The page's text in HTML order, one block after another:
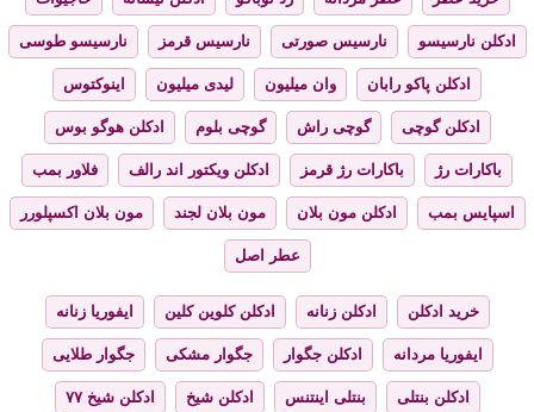
ادکلن نارسیسو نارسیس صورتی نارسیس قرمز نارسیسو طوسی
ادکلن پاکو رابان وان میلیون لیدی میلیون اینوکتوس
ادکلن گوچی گوچی راش گوچی بلوم ادکلن هوگو بوس
باکارات رژ باکارات رژ قرمز ادکلن ویکتور اند رالف فلاور بمب
اسپایس بمب ادکلن مون بلان مون بلان لجند مون بلان اکسپلورر
عطر اصل
خرید ادکلن ادکلن زنانه ادکلن کلوین کلین ایفوریا زنانه
ایفوریا مردانه ادکلن جگوار جگوار مشکی جگوار طلایی
ادکلن بنتلی بنتلی اینتنس ادکلن شیخ ادکلن شیخ ۷۷